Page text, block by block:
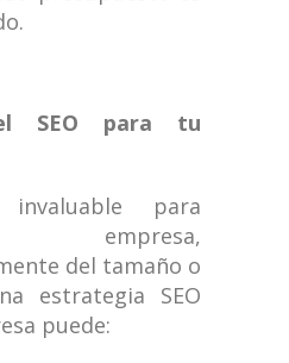
SEO para tu
para
empresa,
del tamaño o
estrategia SEO
puede: